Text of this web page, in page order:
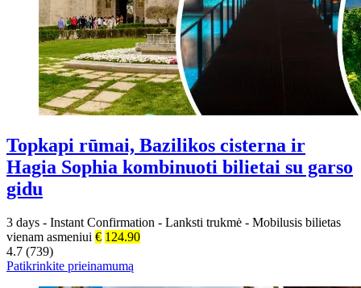
Topkapi rūmai, Bazilikos cisterna ir
Hagia Sophia kombinuoti bilietai su garso
gidu
3 days - Instant Confirmation - Lanksti trukmė - Mobilusis bilietas
vienam asmeniui € 124.90
4.7 (739)
Patikrinkite prieinamumą